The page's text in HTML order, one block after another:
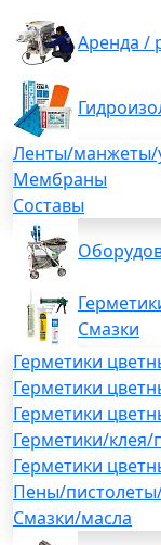
Аренда /
Ленты/манжеты/
Мембраны
Составы
Смазки
Герметики
Герметики
Герметики
Герметики/клея/
Герметики
Пены/
Смазки/масла